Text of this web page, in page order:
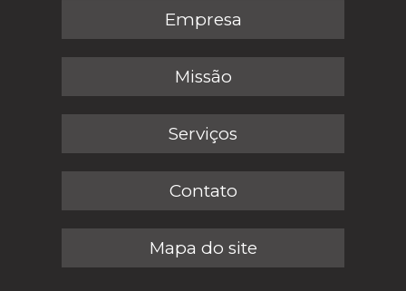
Empresa
Missão
Serviços
Contato
Mapa do site